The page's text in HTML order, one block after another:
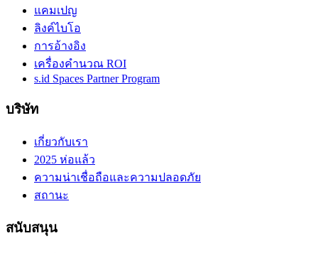
แคมเปญ
ลิงค์ไบโอ
การอ้างอิง
เครื่องคำนวณ ROI
s.id Spaces Partner Program
บริษัท
เกี่ยวกับเรา
2025 ห่อแล้ว
ความน่าเชื่อถือและความปลอดภัย
สถานะ
สนับสนุน